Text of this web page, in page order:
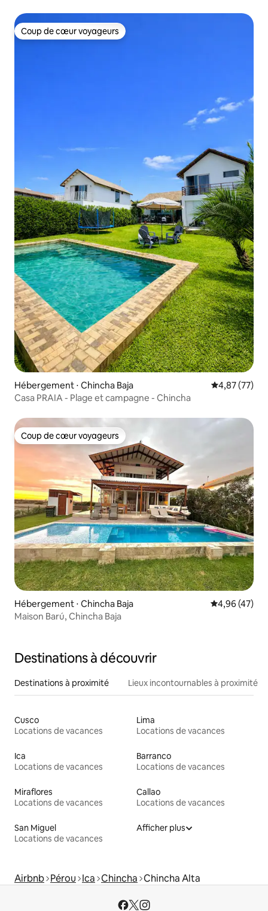
Coup de cœur voyageurs
Coup de cœur voyageurs
Hébergement ⋅ Chincha Baja Évaluation
4,87 (77)
Casa PRAIA - Plage et campagne - Chincha
Coup de cœur voyageurs
Coup de cœur voyageurs
Hébergement ⋅ Chincha Baja Évaluation
4,96 (47)
Maison Barú, Chincha Baja
Destinations à découvrir
Destinations à proximité Lieux incontournables à proximité
Cusco
Locations de vacances
Lima
Locations de vacances
Ica
Locations de vacances
Barranco
Locations de vacances
Miraflores
Locations de vacances
Callao
Locations de vacances
San Miguel
Locations de vacances
Afficher plus
Airbnb Pérou Ica Chincha Chincha Alta